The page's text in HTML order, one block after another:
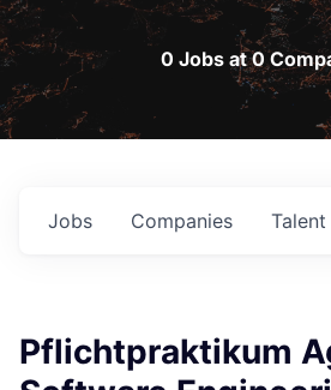
0 Jobs at 0
Jobs Companies Talent
Pflichtpraktikum